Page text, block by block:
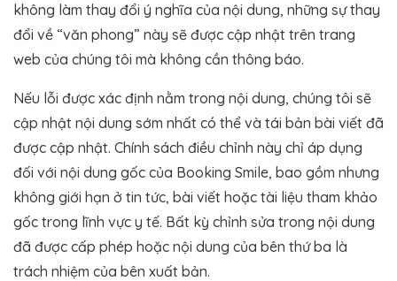
không làm thay đổi ý nghĩa của nội dung, những sự thay
đổi về “văn phong” này sẽ được cập nhật trên trang
web của chúng tôi mà không cần thông báo.
Nếu lỗi được xác định nằm trong nội dung, chúng tôi sẽ
cập nhật nội dung sớm nhất có thể và tái bản bài viết đã
được cập nhật. Chính sách điều chỉnh này chỉ áp dụng
đối với nội dung gốc của Booking Smile, bao gồm nhưng
không giới hạn ở tin tức, bài viết hoặc tài liệu tham khảo
gốc trong lĩnh vực y tế. Bất kỳ chỉnh sửa trong nội dung
đã được cấp phép hoặc nội dung của bên thứ ba là
trách nhiệm của bên xuất bản.